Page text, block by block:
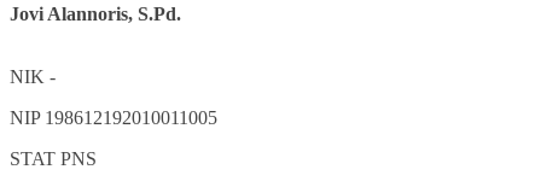
Jovi Alannoris, S.Pd.
NIK -
NIP 198612192010011005
STAT PNS